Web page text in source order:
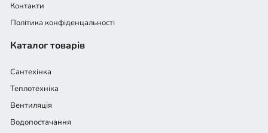
Контакти
Політика конфіденцальності
Каталог товарів
Сантехінка
Теплотехніка
Вентиляція
Водопостачання